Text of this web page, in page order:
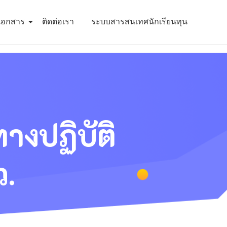
อกสาร ติดต่อเรา ระบบสารสนเทศนักเรียนทุน
างปฏิบัติ